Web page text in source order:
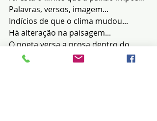
Palavras, versos, imagem...
Indícios de que o clima mudou...
Há alteração na paisagem...
O poeta versa a prosa dentro do
verso...